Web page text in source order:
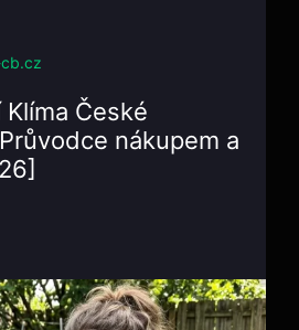
České
nákupem a